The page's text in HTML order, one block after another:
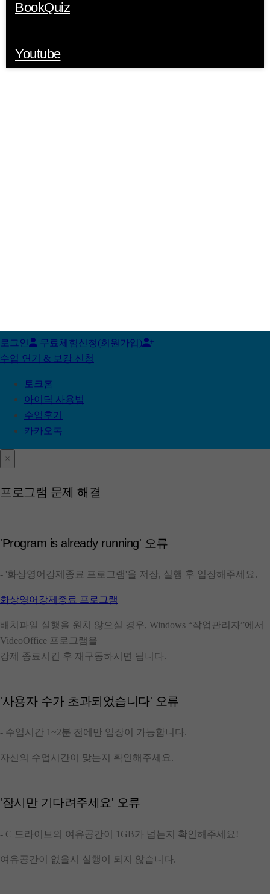
로그인
무료체험신청(회원가입)
수업 연기 & 보강 신청
토크홈
아이딕 사용법
수업후기
카카오톡
×
프로그램 문제 해결
'Program is already running' 오류
- '화상영어강제종료 프로그램'을 저장, 실행 후 입장해주세요.
화상영어강제종료 프로그램
배치파일 실행을 원치 않으실 경우, Windows “작업관리자”에서
VideoOffice 프로그램을
강제 종료시킨 후 재구동하시면 됩니다.
'사용자 수가 초과되었습니다' 오류
- 수업시간 1~2분 전에만 입장이 가능합니다.
자신의 수업시간이 맞는지 확인해주세요.
'잠시만 기다려주세요' 오류
- C 드라이브의 여유공간이 1GB가 넘는지 확인해주세요!
여유공간이 없을시 실행이 되지 않습니다.
BookQuiz
Youtube